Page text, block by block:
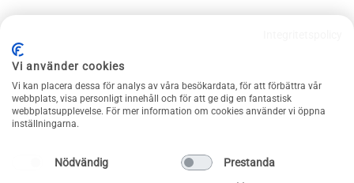
Julklappsspelet
Merchandise
Vi använder cookies
Vi kan placera dessa för analys av våra besökardata, för att förbättra vår
webbplats, visa personligt innehåll och för att ge dig en fantastisk
webbplatsupplevelse. För mer information om cookies använder vi öppna
inställningarna.
Nödvändig Prestanda